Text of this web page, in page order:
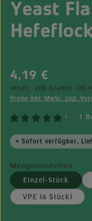
Yeast
Regulärer Preis:
4,19 €
Inhalt: 200 Gramm
Preise inkl. MwSt. zzgl.
¹ 1
Sofort verfügbar,
Mengeneinheiten
Einzel-Stück
VPE (6 Stück)